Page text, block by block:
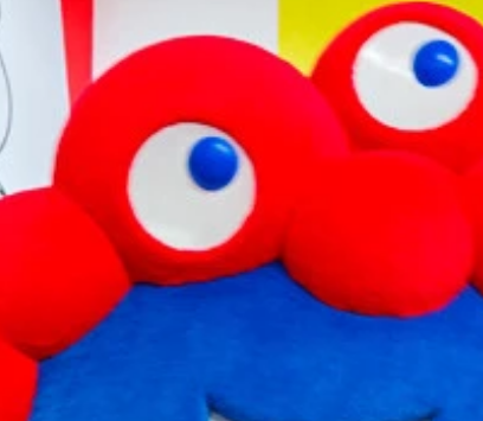
、気温は39.1℃まで上昇